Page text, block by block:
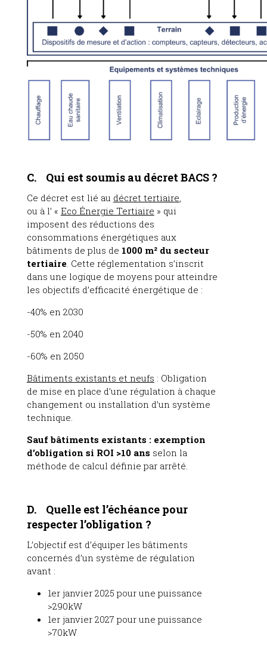
C. Qui est soumis au décret BACS ?
Ce décret est lié au décret tertiaire
ou à l’ « Eco Énergie Tertiaire » qui
imposent des réductions des
consommations énergétiques aux
bâtiments de plus de 1000 m² du secteur
tertiaire. Cette réglementation s’inscrit
dans une logique de moyens pour atteindre
les objectifs d’efficacité énergétique de :
-40% en 2030
-50% en 2040
-60% en 2050
Bâtiments existants et neufs : Obligation
de mise en place d’une régulation à chaque
changement ou installation d’un système
technique.
Sauf bâtiments existants : exemption
d’obligation si ROI >10 ans selon la
méthode de calcul définie par arrêté.
D. Quelle est l’échéance pour
respecter l’obligation ?
L’objectif est d’équiper les bâtiments
concernés d’un système de régulation
avant :
1er janvier 2025 pour une puissance
>290kW
1er janvier 2027 pour une puissance
>70kW